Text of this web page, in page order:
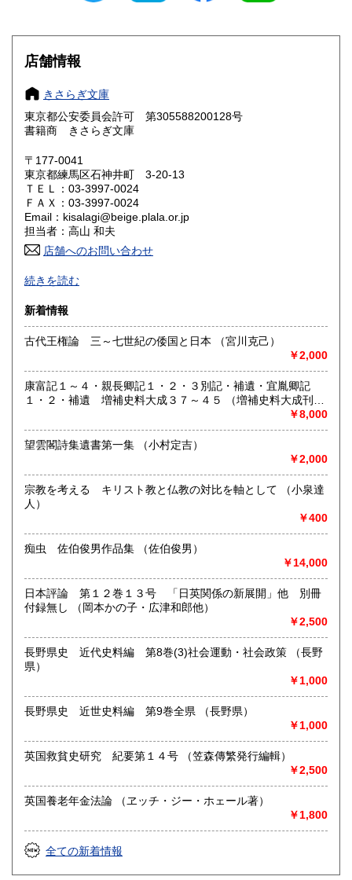
大阪府
奈良県
鳥取県 230円 島根県
岡山県
山口県 230円
香川県 230円
高知県 230円
佐賀県
熊本県 230円 大分県 230円
230円
沖縄県 230円
店舗情報
きさらぎ文庫
東京都公安委員会許可 第305588200128号
書籍商 きさらぎ文庫
〒177-0041
東京都練馬区石神井町 3-20-13
ＴＥＬ：03-3997-0024
ＦＡＸ：03-3997-0024
Email：kisalagi@beige.plala.or.jp
担当者：高山 和夫
店舗へのお問い合わせ
日本史・近現代史・人文社会科学全般の古書目録発行（休刊
中）。不在がちですのでご来店の場合は事前にご連絡くださ
沿線名：西武池袋線
最寄駅：石神井公園駅すぐ
定休日：水曜日
書籍の買取について
-
-
続きを読む
新着情報
古代王権論 三～七世紀の倭国と日本 （宮川克己）
￥2,000
康富記１～４・親長卿記１・２・３別記・補遺・宜胤卿記
１・２・補遺 増補史料大成３７～４５ （増補史料大成刊行
￥8,000
望雲閣詩集遺書第一集 （小村定吉）
￥2,000
宗教を考える キリスト教と仏教の対比を軸として （小泉達
人）
￥400
痴虫 佐伯俊男作品集 （佐伯俊男）
￥14,000
日本評論 第１２巻１３号 「日英関係の新展開」他 別冊
付録無し （岡本かの子・広津和郎他）
￥2,500
長野県史 近代史料編 第8巻(3)社会運動・社会政策 （長野
県）
￥1,000
長野県史 近世史料編 第9巻全県 （長野県）
￥1,000
英国救貧史研究 紀要第１４号 （笠森傳繁発行編輯）
￥2,500
英国養老年金法論 （ヱッチ・ジー・ホェール著）
￥1,800
全ての新着情報